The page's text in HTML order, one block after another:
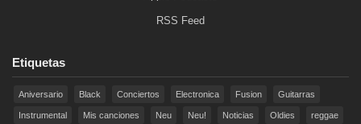
RSS Feed
Etiquetas
Aniversario Black Conciertos Electronica Fusion Guitarras
Instrumental Mis canciones Neu Neu! Noticias Oldies reggae